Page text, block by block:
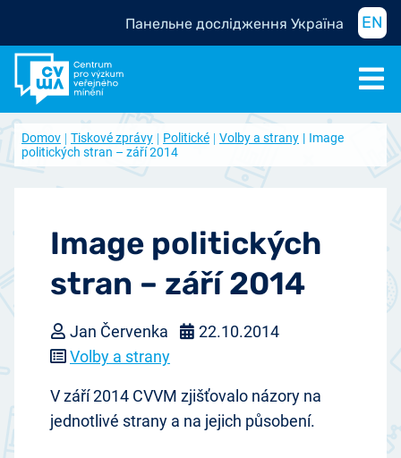
Панельне дослідження Україна EN
Domov Tiskové zprávy Politické Volby a strany
Image
politických stran – září 2014
Image politických
stran – září 2014
Jan Červenka
22.10.2014
Volby a strany
V září 2014 CVVM zjišťovalo názory na
jednotlivé strany a na jejich působení.